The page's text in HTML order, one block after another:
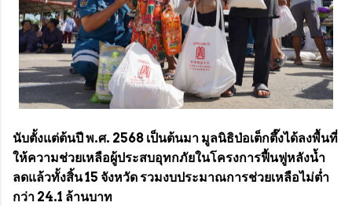
นับตั้งแต่ต้นปี พ.ศ. 2568 เป็นต้นมา มูลนิธิป่อเต็กตึ๊งได้ลงพื้นที่
ให้ความช่วยเหลือผู้ประสบอุทกภัยในโครงการฟื้นฟูหลังน้ำ
ลดแล้วทั้งสิ้น 15 จังหวัด รวมงบประมาณการช่วยเหลือไม่ต่ำ
กว่า 24.1 ล้านบาท